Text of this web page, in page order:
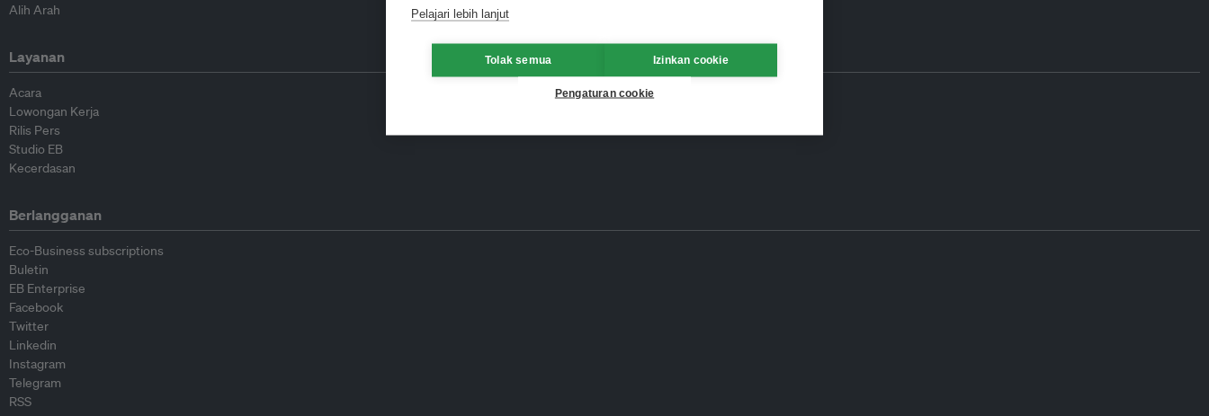
Alih Arah
Layanan
Acara
Lowongan Kerja
Rilis Pers
Studio EB
Kecerdasan
Berlangganan
Eco-Business subscriptions
Buletin
EB Enterprise
Facebook
Twitter
Linkedin
Instagram
Telegram
RSS
Pelajari lebih lanjut
Tolak semua Izinkan cookie
Pengaturan cookie